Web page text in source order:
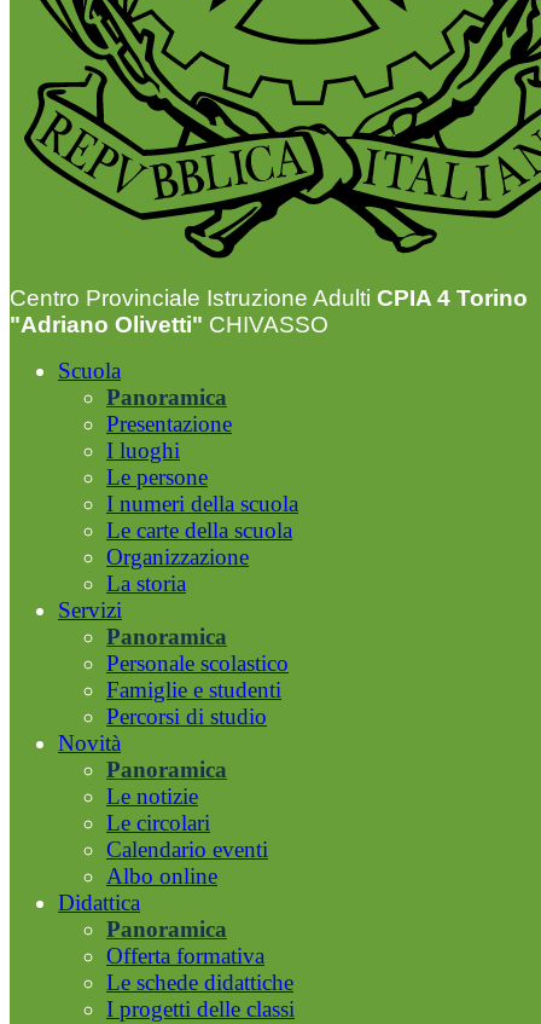
Centro Provinciale Istruzione Adulti CPIA 4 Torino
"Adriano Olivetti" CHIVASSO
Scuola
Panoramica
Presentazione
I luoghi
Le persone
I numeri della scuola
Le carte della scuola
Organizzazione
La storia
Servizi
Panoramica
Personale scolastico
Famiglie e studenti
Percorsi di studio
Novità
Panoramica
Le notizie
Le circolari
Calendario eventi
Albo online
Didattica
Panoramica
Offerta formativa
Le schede didattiche
I progetti delle classi